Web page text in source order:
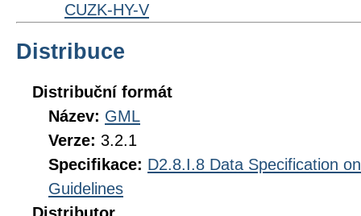
CUZK-HY-V
Distribuce
Distribuční formát
Název: GML
Verze: 3.2.1
Specifikace: D2.8.I.8 Data Specification
Guidelines